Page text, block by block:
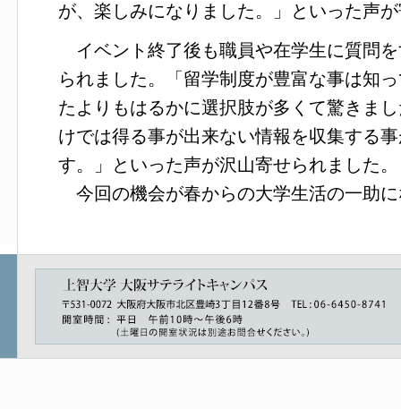
が、楽しみになりました。」といった声
イベント終了後も職員や在学生に質問
られました。「留学制度が豊富な事は知
たよりもはるかに選択肢が多くて驚きま
けでは得る事が出来ない情報を収集する
す。」といった声が沢山寄せられました。
今回の機会が春からの大学生活の一助